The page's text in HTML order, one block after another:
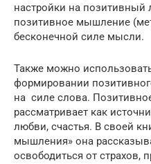
настройки на позитивный
позитивное мышление
бесконечной силе мысли.
Также можно
формировании
на силе слова.
рассматривает как
любви, счастья. В своей
мышления» она
освободиться от страхов,